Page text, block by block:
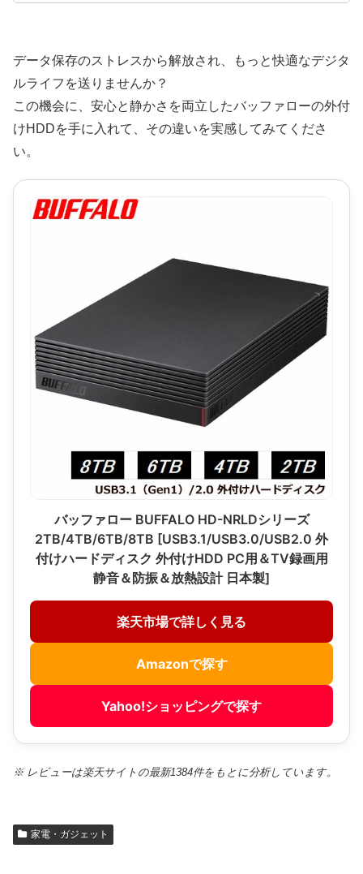
データ保存のストレスから解放され、もっと快適なデジタ
ルライフを送りませんか？
この機会に、安心と静かさを両立したバッファローの外付
けHDDを手に入れて、その違いを実感してみてくださ
い。
バッファロー BUFFALO HD-NRLDシリーズ
2TB/4TB/6TB/8TB [USB3.1/USB3.0/USB2.0 外
付けハードディスク 外付けHDD PC用＆TV録画用
静音＆防振＆放熱設計 日本製]
楽天市場で詳しく見る
Amazonで探す
Yahoo!ショッピングで探す
※ レビューは楽天サイトの最新1384件をもとに分析しています。
家電・ガジェット